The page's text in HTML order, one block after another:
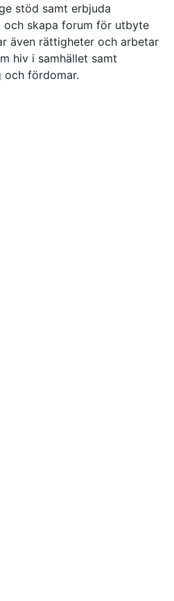
stöd samt erbjuda
och skapa forum för utbyte
även rättigheter och arbetar
hiv i samhället samt
och fördomar.